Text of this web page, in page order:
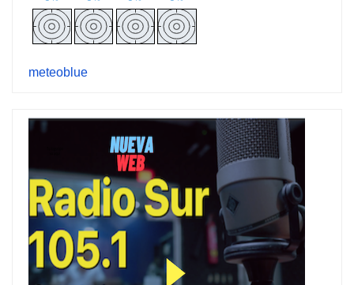
meteoblue